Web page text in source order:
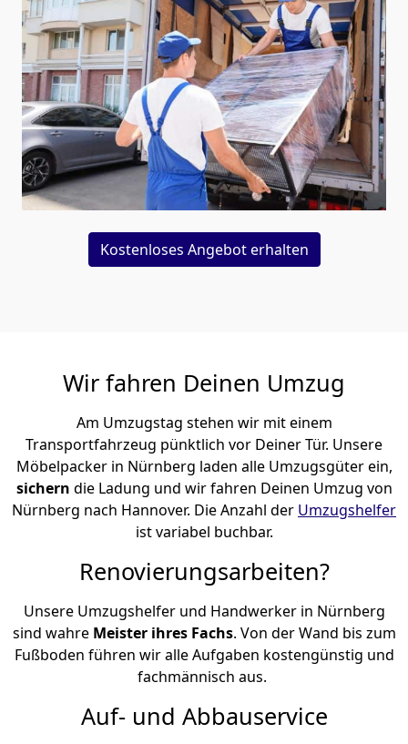
Kostenloses Angebot erhalten
Wir fahren Deinen Umzug
Am Umzugstag stehen wir mit einem
Transportfahrzeug pünktlich vor Deiner Tür. Unsere
Möbelpacker in Nürnberg laden alle Umzugsgüter ein,
sichern die Ladung und wir fahren Deinen Umzug von
Nürnberg nach Hannover. Die Anzahl der Umzugshelfer
ist variabel buchbar.
Renovierungsarbeiten?
Unsere Umzugshelfer und Handwerker in Nürnberg
sind wahre Meister ihres Fachs. Von der Wand bis zum
Fußboden führen wir alle Aufgaben kostengünstig und
fachmännisch aus.
Auf- und Abbauservice